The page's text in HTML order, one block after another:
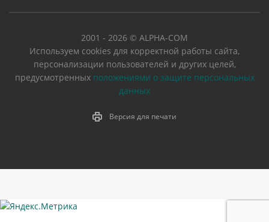
2001 - 2026 © ALPHA-COM
Используем cookies для корректной работы сайта,
персонализации пользователей и других целей,
предусмотренных положениями о защите персональных
данных
Версия для печати